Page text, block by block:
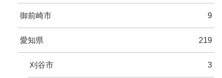
御前崎市 9
愛知県 219
刈谷市 3